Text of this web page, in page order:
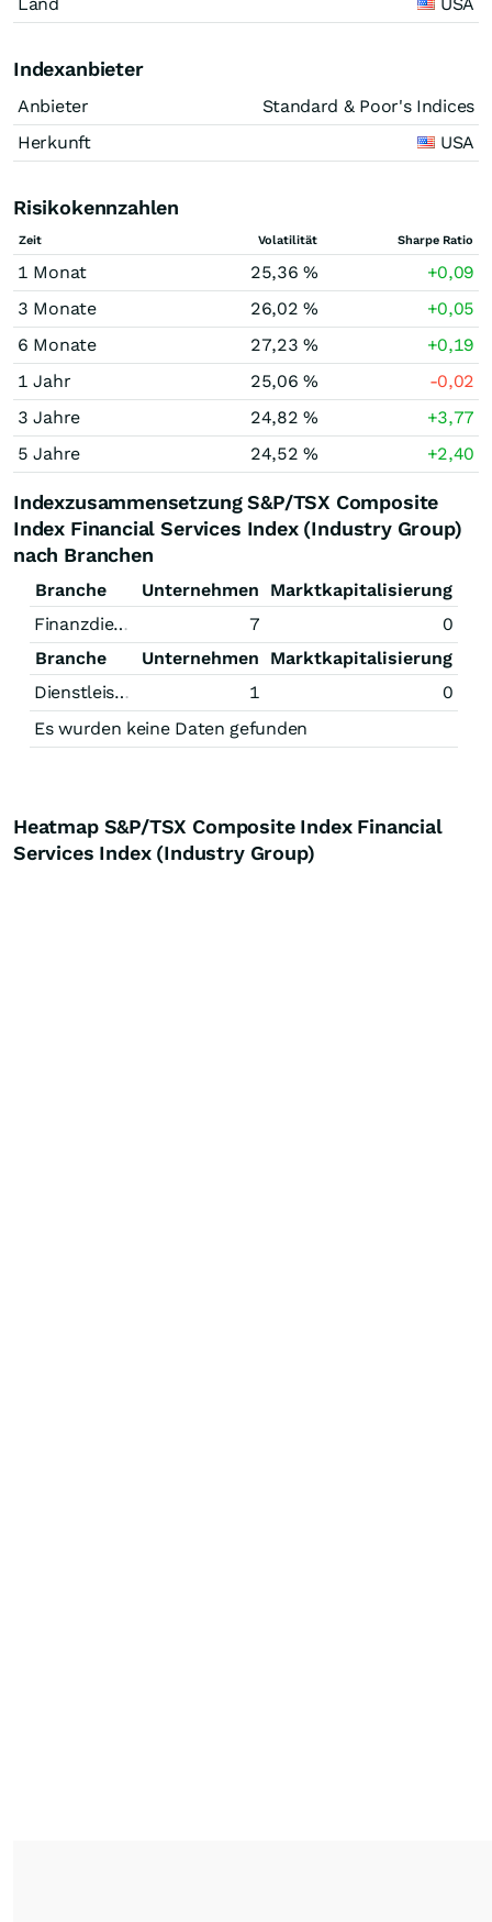
Indexanbieter
Anbieter
Standard & Poor's Indices
Herkunft
USA
Risikokennzahlen
Zeit Volatilität Sharpe Ratio
1 Monat 25,36 %
+0,09
3 Monate
26,02 %
+0,05
6 Monate
27,23 %
+0,19
1 Jahr
25,06 %
-0,02
3 Jahre
24,82 %
+3,77
5 Jahre
24,52 % +2,40
Indexzusammensetzung S&P/TSX Composite
Index Financial Services Index (Industry Group)
nach Branchen
Branche Unternehmen
Marktkapitalisierung
Finanzdienstleistungen
7
0
Branche
Unternehmen
Marktkapitalisierung
Dienstleistungen
1
0
Es wurden keine Daten gefunden
Heatmap S&P/TSX Composite Index Financial
Services Index (Industry Group)